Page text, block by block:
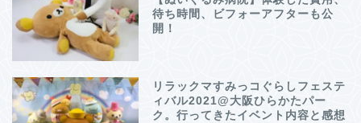
待ち時間、ビフォーアフターも公
開！
リラックマすみっコぐらしフェステ
ィバル2021@大阪ひらかたパー
ク。行ってきたイベント内容と感想